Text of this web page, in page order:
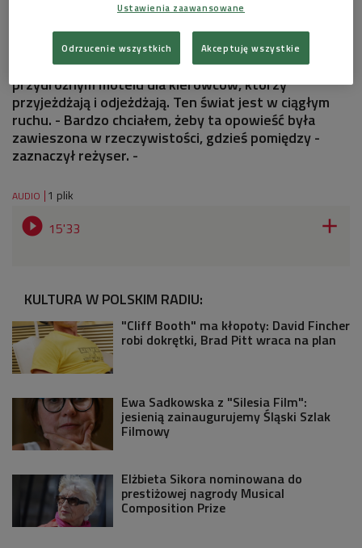
Przez to, że jestem charakterystyczna łatwiej mi
było pokazać odrzucenie, moją walkę z codziennym
życiem i światem - dodała odtwórczyni głównej roli
Anna Dzieduszycka. Akcja filmu rozgrywa się w
przydrożnym motelu dla kierowców, którzy
przyjeżdżają i odjeżdżają. Ten świat jest w ciągłym
ruchu. - Bardzo chciałem, żeby ta opowieść była
zawieszona w rzeczywistości, gdzieś pomiędzy -
zaznaczył reżyser. -
AUDIO 1 plik
 15'33 
KULTURA W POLSKIM RADIU:
"Cliff Booth" ma kłopoty: David Fincher
robi dokrętki, Brad Pitt wraca na plan
Ewa Sadkowska z "Silesia Film":
jesienią zainaugurujemy Śląski Szlak
Filmowy
Elżbieta Sikora nominowana do
prestiżowej nagrody Musical
Composition Prize
Ustawienia zaawansowane
Odrzucenie wszystkich Akceptuję wszystkie